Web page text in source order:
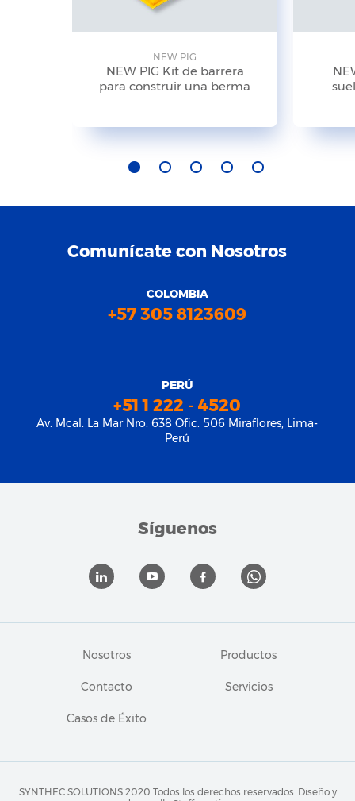
NEW PIG
NEW PIG Kit de barrera
para construir una berma
Comunícate con Nosotros
COLOMBIA
+57 305 8123609
PERÚ
+51 1 222 - 4520
Av. Mcal. La Mar Nro. 638 Ofic. 506 Miraflores, Lima-
Perú
Síguenos
Nosotros Productos
Contacto Servicios
Casos de Éxito
SYNTHEC SOLUTIONS 2020 Todos los derechos reservados. Diseño y